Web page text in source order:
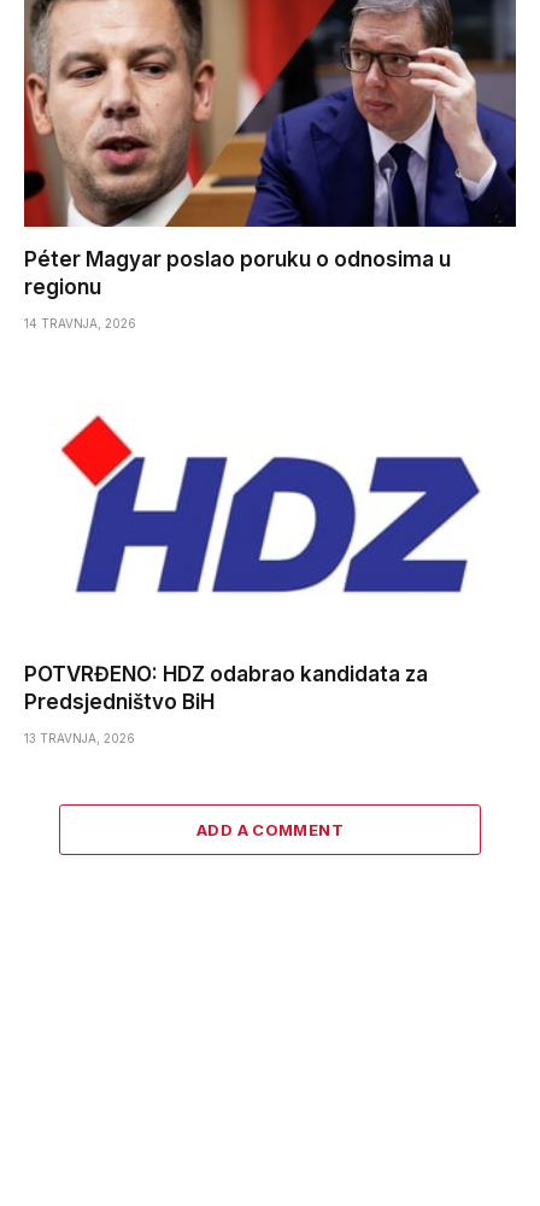
Péter Magyar poslao poruku o odnosima u
regionu
14 TRAVNJA, 2026
POTVRĐENO: HDZ odabrao kandidata za
Predsjedništvo BiH
13 TRAVNJA, 2026
ADD A COMMENT